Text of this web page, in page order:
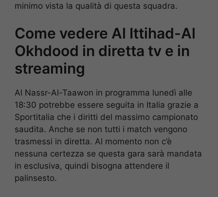
minimo vista la qualità di questa squadra.
Come vedere Al Ittihad-Al
Okhdood in diretta tv e in
streaming
Al Nassr-Al-Taawon in programma lunedì alle
18:30 potrebbe essere seguita in Italia grazie a
Sportitalia che i diritti del massimo campionato
saudita. Anche se non tutti i match vengono
trasmessi in diretta. Al momento non c’è
nessuna certezza se questa gara sarà mandata
in esclusiva, quindi bisogna attendere il
palinsesto.